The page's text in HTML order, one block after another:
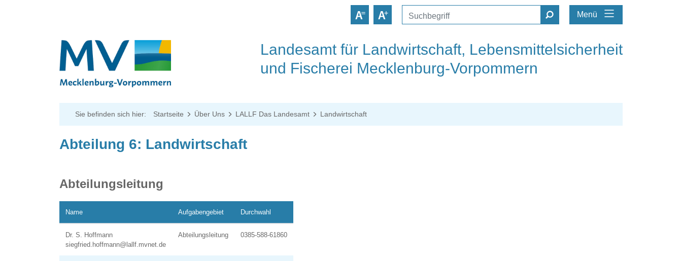
Menü
Landesamt für Landwirtschaft, Lebensmittelsicherheit
und Fischerei Mecklenburg-Vorpommern
Sie befinden sich hier: Startseite Über Uns LALLF Das Landesamt Landwirtschaft
Abteilung 6: Landwirtschaft
Abteilungsleitung
Name Aufgabengebiet Durchwahl
Dr. S. Hoffmann
siegfried.hoffmann@lallf.mvnet.de
Abteilungsleitung 0385-588-61860